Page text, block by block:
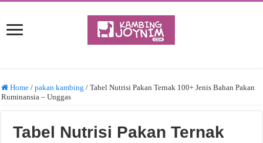
Home / pakan kambing / Tabel Nutrisi Pakan Ternak 100+ Jenis Bahan Pakan
Ruminansia – Unggas
Tabel Nutrisi Pakan Ternak